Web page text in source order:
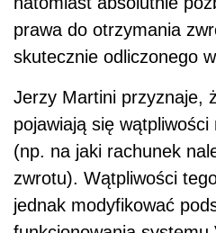
prawa do otrzymania
skutecznie odliczonego
Jerzy Martini przyznaje,
pojawiają się
(np. na jaki rachunek
zwrotu). Wątpliwości
jednak modyfikować